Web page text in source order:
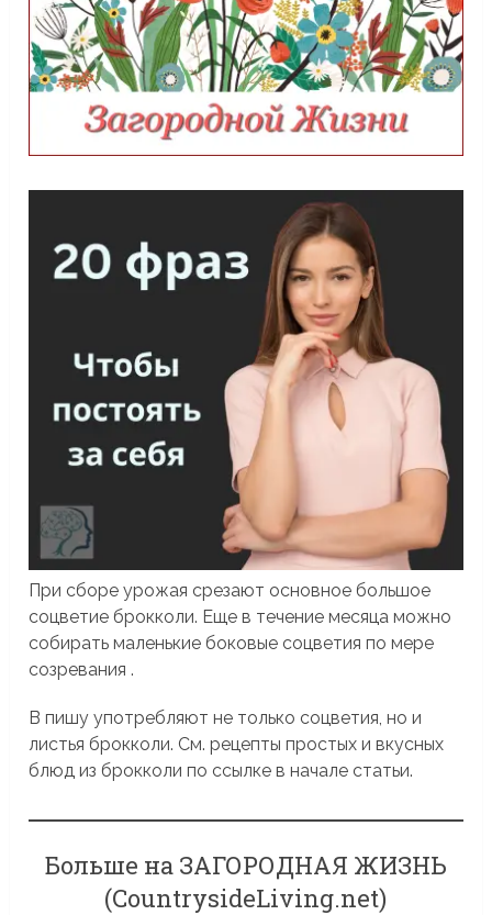
При сборе урожая срезают основное большое
соцветие брокколи. Еще в течение месяца можно
собирать маленькие боковые соцветия по мере
созревания .
В пишу употребляют не только соцветия, но и
листья брокколи. См. рецепты простых и вкусных
блюд из брокколи по ссылке в начале статьи.
Больше на ЗАГОРОДНАЯ ЖИЗНЬ
(CountrysideLiving.net)